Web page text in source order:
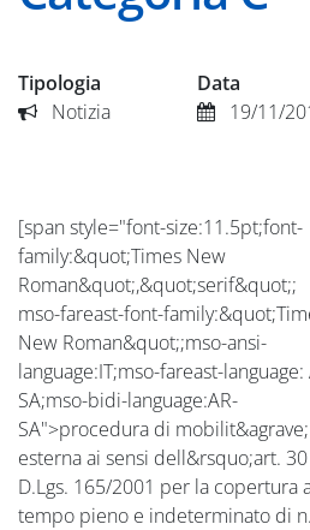
Tipologia
Notizia
Data
19/11/
[span style="font-size:11.5pt;font-
family:&quot;Times New
Roman&quot;,&quot;serif&quot;;
mso-fareast-font-
New Roman&quot;;mso-ansi-
language:IT;mso-fareast-language:
SA;mso-bidi-language:AR-
SA">procedura di mobilit&agrave;
esterna ai sensi dell&rsquo;art.
D.Lgs. 165/2001 per la copertura
tempo pieno e indeterminato di